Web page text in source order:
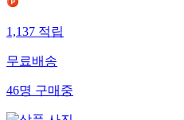
1,137적립
무료배송
46명구매중